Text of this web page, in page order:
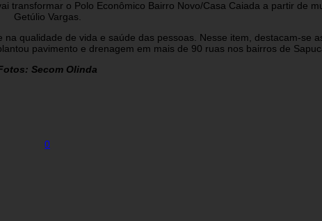
transformar o Polo Econômico Bairro Novo/Casa Caiada a partir de
Getúlio Vargas.
qualidade de vida e saúde das pessoas. Nesse item, destacam-se
pavimento e drenagem em mais de 90 ruas nos bairros de
Secom Olinda
0